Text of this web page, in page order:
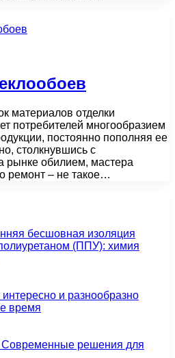
материалов отделки
потребителей многообразием
постоянно пополняя ее
столкнувшись с
рынке обилием, мастера
ремонт – не такое…
бесшовная изоляция
(ППУ): химия
и разнообразно
время
Современные решения для